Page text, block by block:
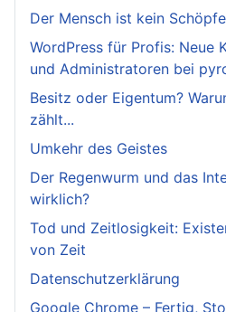
Der Mensch ist kein
WordPress für Profis: Neue
und Administratoren bei
Besitz oder Eigentum?
zählt...
Umkehr des Geistes
Der Regenwurm und das
wirklich?
Tod und Zeitlosigkeit:
von Zeit
Datenschutzerklärung
Google Chrome – Fertig,